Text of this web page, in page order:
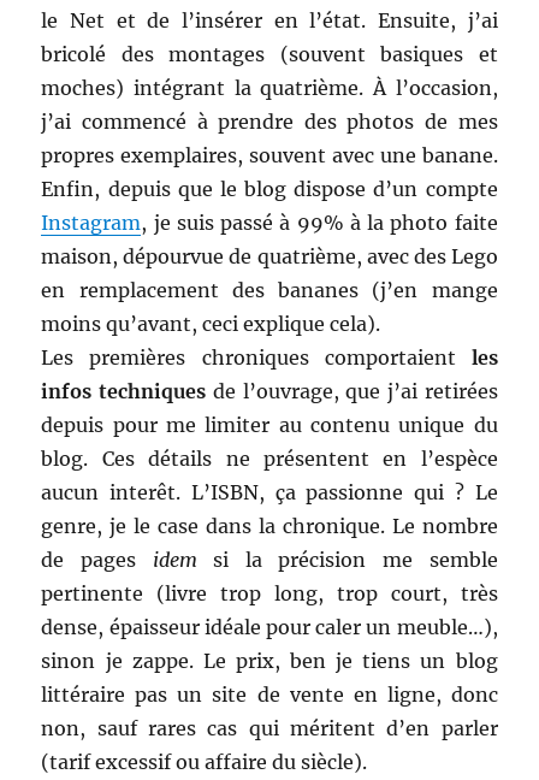
le Net et de l’insérer en l’état. Ensuite, j’ai
bricolé des montages (souvent basiques et
moches) intégrant la quatrième. À l’occasion,
j’ai commencé à prendre des photos de mes
propres exemplaires, souvent avec une banane.
Enfin, depuis que le blog dispose d’un compte
Instagram, je suis passé à 99% à la photo faite
maison, dépourvue de quatrième, avec des Lego
en remplacement des bananes (j’en mange
moins qu’avant, ceci explique cela).
Les premières chroniques comportaient les
infos techniques de l’ouvrage, que j’ai retirées
depuis pour me limiter au contenu unique du
blog. Ces détails ne présentent en l’espèce
aucun interêt. L’ISBN, ça passionne qui ? Le
genre, je le case dans la chronique. Le nombre
de pages idem si la précision me semble
pertinente (livre trop long, trop court, très
dense, épaisseur idéale pour caler un meuble…),
sinon je zappe. Le prix, ben je tiens un blog
littéraire pas un site de vente en ligne, donc
non, sauf rares cas qui méritent d’en parler
(tarif excessif ou affaire du siècle).